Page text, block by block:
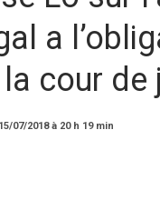
a
cour de
15/07/2018 à 20 h 19 min